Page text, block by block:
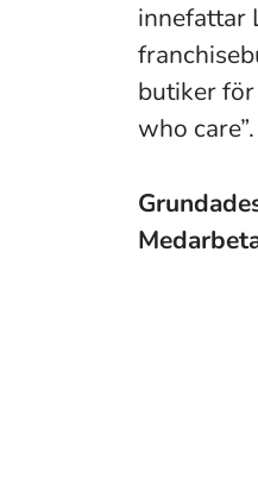
innefattar
butiker
who care”.